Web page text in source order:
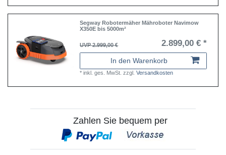
Segway Robotermäher Mähroboter Navimow
X350E bis 5000m²
UVP 2.999,00 € 2.899,00 € *
In den Warenkorb
*inkl. ges. MwSt. zzgl.Versandkosten
Zahlen Sie bequem per